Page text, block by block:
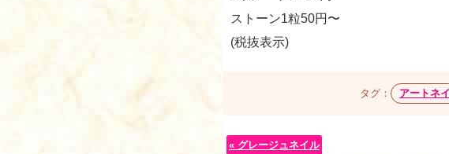
ストーン1粒50円〜
(税抜表示)
タグ： アートネ
« グレージュネイル